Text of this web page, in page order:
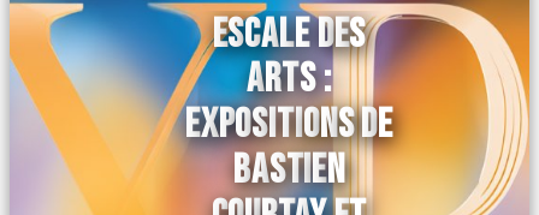
ESCALE DES
ARTS :
EXPOSITIONS DE
BASTIEN